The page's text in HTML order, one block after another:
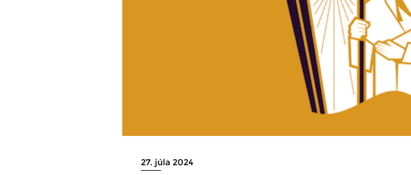
27. júla 2024